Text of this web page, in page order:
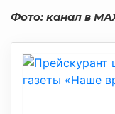
Фото: канал в